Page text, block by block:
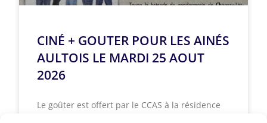
CINÉ + GOUTER POUR LES AINÉS
AULTOIS LE MARDI 25 AOUT
2026
Le goûter est offert par le CCAS à la résidence